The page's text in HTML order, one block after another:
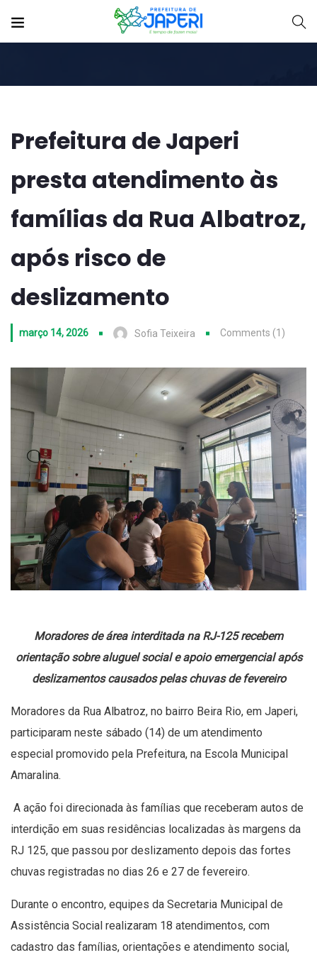
Prefeitura de Japeri
presta atendimento às
famílias da Rua Albatroz,
após risco de
deslizamento
março 14, 2026 Sofia Teixeira Comments (1)
Moradores de área interditada na RJ-125 recebem
orientação sobre aluguel social e apoio emergencial após
deslizamentos causados pelas chuvas de fevereiro
Moradores da Rua Albatroz, no bairro Beira Rio, em Japeri,
participaram neste sábado (14) de um atendimento
especial promovido pela Prefeitura, na Escola Municipal
Amaralina.
A ação foi direcionada às famílias que receberam autos de
interdição em suas residências localizadas às margens da
RJ 125, que passou por deslizamento depois das fortes
chuvas registradas no dias 26 e 27 de fevereiro.
Durante o encontro, equipes da Secretaria Municipal de
Assistência Social realizaram 18 atendimentos, com
cadastro das famílias, orientações e atendimento social,